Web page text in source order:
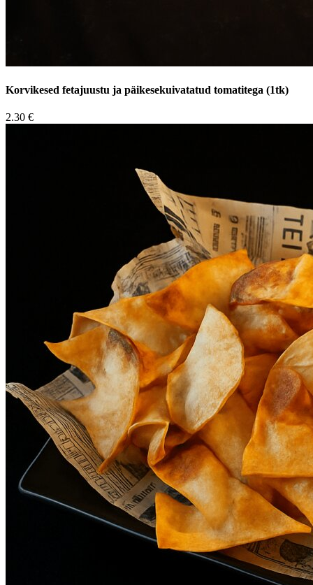
Korvikesed fetajuustu ja päikesekuivatatud tomatitega (1tk)
2.30 €